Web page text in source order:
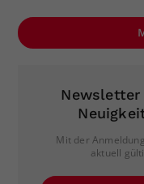
Newsletter
Mit der
aktuell